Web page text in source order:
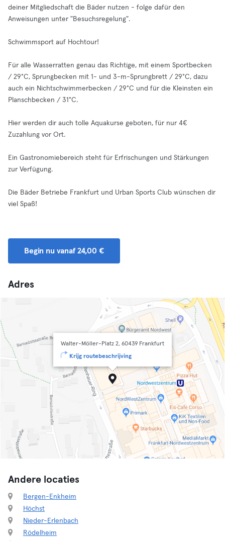
deiner Mitgliedschaft die Bäder nutzen - folge dafür den
Anweisungen unter "Besuchsregelung".
Schwimmsport auf Hochtour!
Für alle Wasserratten genau das Richtige, mit einem Sportbecken
/ 29°C, Sprungbecken mit 1- und 3-m-Sprungbrett / 29°C, dazu
auch ein Nichtschwimmerbecken / 29°C und für die Kleinsten ein
Planschbecken / 31°C.
Hier werden dir auch tolle Aquakurse geboten, für nur 4€
Zuzahlung vor Ort.
Ein Gastronomiebereich steht für Erfrischungen und Stärkungen
zur Verfügung.
Die Bäder Betriebe Frankfurt und Urban Sports Club wünschen dir
viel Spaß!
Begin nu vanaf 24,00 €
Adres
Walter-Möller-Platz 2, 60439 Frankfurt
Krijg routebeschrijving
Andere locaties
Bergen-Enkheim
Höchst
Nieder-Erlenbach
Rödelheim